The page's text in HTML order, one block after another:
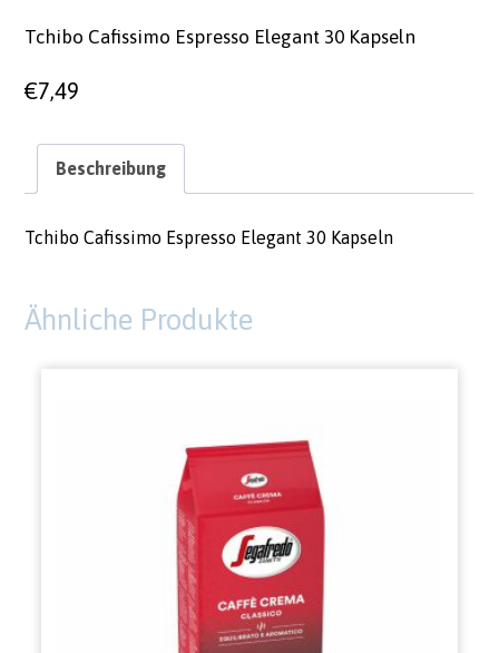
Tchibo Cafissimo Espresso Elegant 30 Kapseln
€7,49
Beschreibung
Tchibo Cafissimo Espresso Elegant 30 Kapseln
Ähnliche Produkte